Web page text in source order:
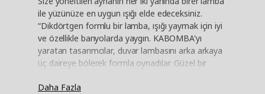
ile yüzünüze en uygun ışığı elde edeceksiniz.
“Dikdörtgen formlu bir lamba, ışığı yaymak için iyi
ve özellikle banyolarda yaygın. KABOMBA'yı
yaratan tasarımcılar, duvar lambasını arka arkaya
üç daireye bölerek formla oynadılar. Güzel bir
taktığınızda veya makyaj yaptığınızda iyi olan
Daha Fazla